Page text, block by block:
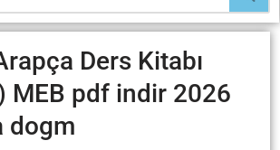
Ders Kitabı
MEB pdf indir 2026
dogm